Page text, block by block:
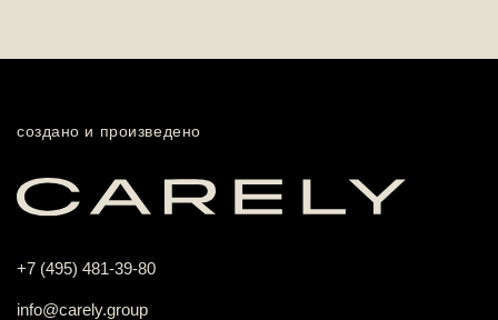
создано и произведено
+7 (495) 481-39-80
info@carely.group